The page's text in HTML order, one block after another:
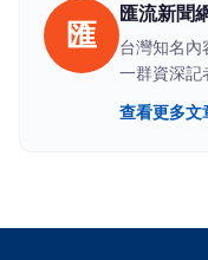
匯
匯流新聞
台灣知名
一群資深記
流、醫藥
融財經等領
查看更多